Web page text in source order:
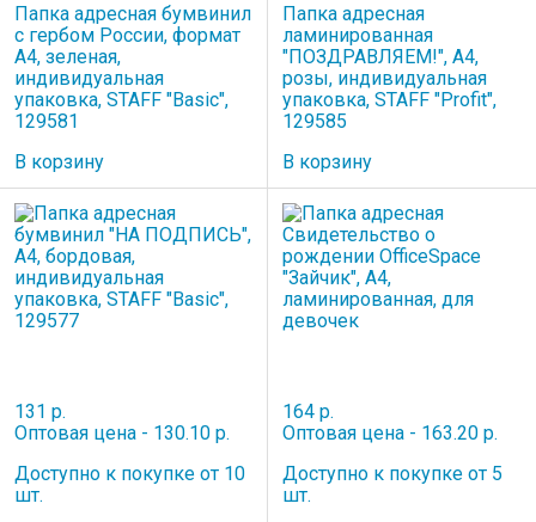
Папка адресная бумвинил
с гербом России, формат
А4, зеленая,
индивидуальная
упаковка, STAFF "Basic",
129581
В корзину
Папка адресная
ламинированная
"ПОЗДРАВЛЯЕМ!", А4,
розы, индивидуальная
упаковка, STAFF "Profit",
129585
В корзину
131 р.
Оптовая цена - 130.10 р.
Доступно к покупке от 10
шт.
164 р.
Оптовая цена - 163.20 р.
Доступно к покупке от 5
шт.